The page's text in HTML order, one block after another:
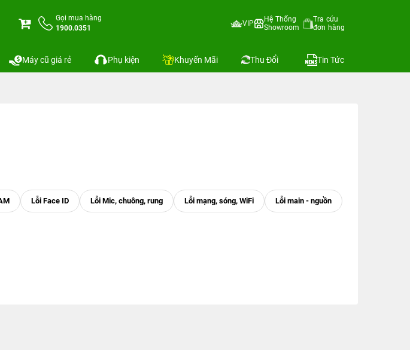
Gọi mua hàng
1900.0351
VIP
Hệ Thống
Showroom
Tra cứu
đơn hàng
Máy cũ giá rẻ Phụ kiện Khuyến Mãi Thu Đổi Tin Tức